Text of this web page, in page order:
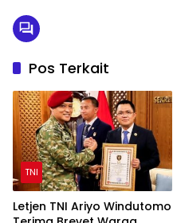
Pos Terkait
TNI
Letjen TNI Ariyo Windutomo